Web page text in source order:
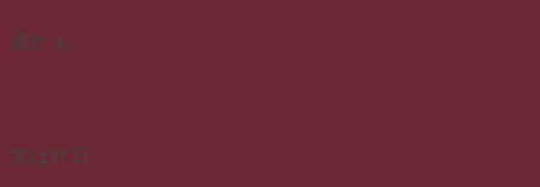
油かぁ。
実は昨日